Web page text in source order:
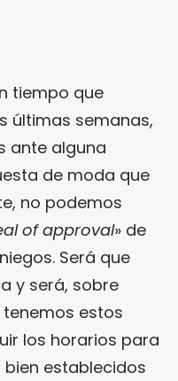
tiempo que
últimas semanas,
ante alguna
de moda que
no podemos
of approval» de
Será que
y será, sobre
estos
los horarios para
establecidos